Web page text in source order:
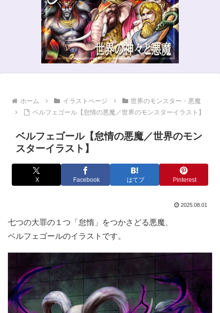
ホーム イラストページ
世界のモンスター・悪魔
ベルフェゴール【怠情の悪魔／世界のモンスターイラスト】
ベルフェゴール【怠情の悪魔／世界のモン
スターイラスト】
X Facebook はてブ Pinterest
2025.08.01
七つの大罪の１つ「怠惰」をつかさどる悪魔、
ベルフェゴールのイラストです。